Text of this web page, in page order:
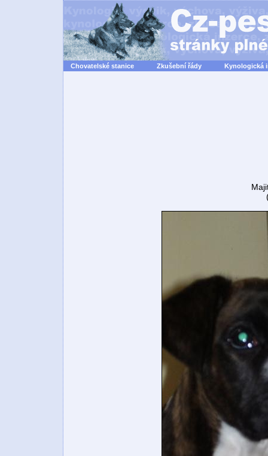
Chovatelské stanice Zkušební řády Kynologická